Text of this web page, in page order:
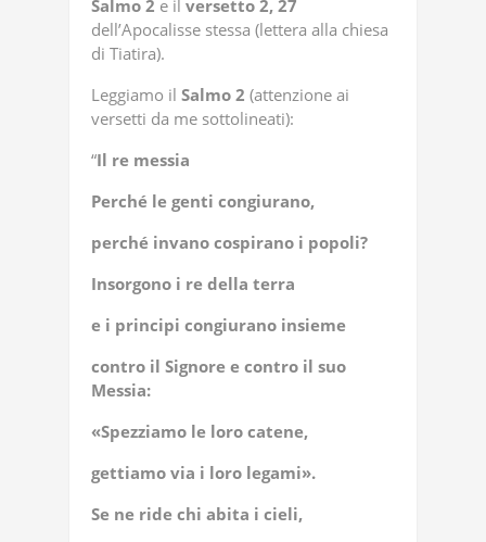
Salmo 2 e il versetto 2, 27
dell’Apocalisse stessa (lettera alla chiesa
di Tiatira).
Leggiamo il Salmo 2 (attenzione ai
versetti da me sottolineati):
“Il re messia
Perché le genti congiurano,
perché invano cospirano i popoli?
Insorgono i re della terra
e i principi congiurano insieme
contro il Signore e contro il suo
Messia:
«Spezziamo le loro catene,
gettiamo via i loro legami».
Se ne ride chi abita i cieli,